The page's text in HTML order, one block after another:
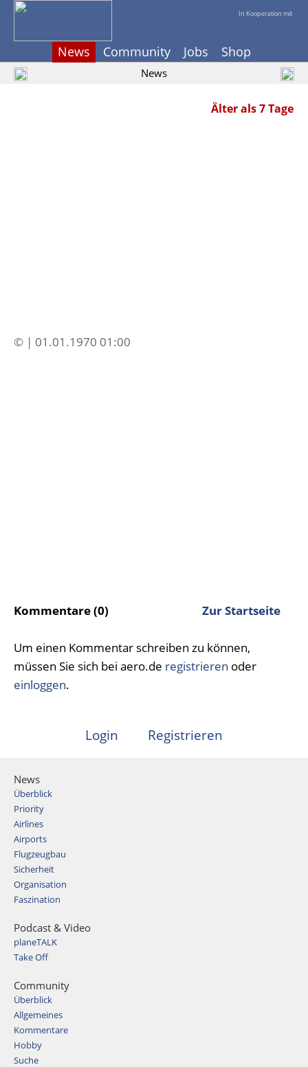
In Kooperation mit
News Community Jobs Shop
News
Älter als 7 Tage
© | 01.01.1970 01:00
Kommentare (0) Zur Startseite
Um einen Kommentar schreiben zu können,
müssen Sie sich bei aero.de registrieren oder
einloggen.
Login Registrieren
News
Überblick
Priority
Airlines
Airports
Flugzeugbau
Sicherheit
Organisation
Faszination
Podcast & Video
planeTALK
Take Off
Community
Überblick
Allgemeines
Kommentare
Hobby
Suche